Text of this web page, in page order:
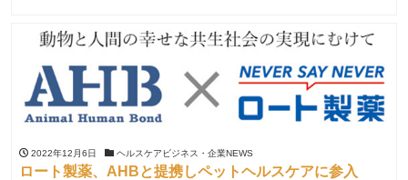
2022年12月6日 ヘルスケアビジネス・企業NEWS
ロート製薬、AHBと提携しペットヘルスケアに参入